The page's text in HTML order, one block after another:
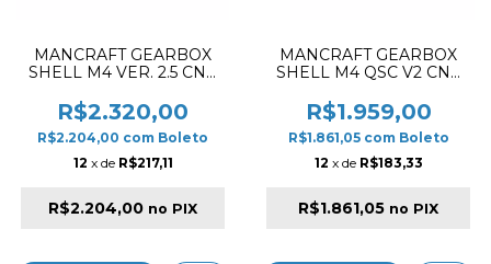
MANCRAFT GEARBOX
SHELL M4 VER. 2.5 CNC
R$2.320,00
R$2.204,00 com Boleto
12 x de R$217,11
R$2.204,00 no PIX
MANCRAFT GEARBOX
SHELL M4 QSC V2 CNC
R$1.959,00
R$1.861,05 com Boleto
12 x de R$183,33
R$1.861,05 no PIX